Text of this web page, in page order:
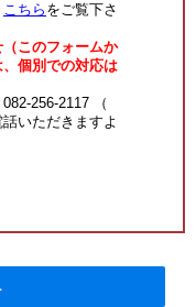
こちら をご覧下さ
このフォームか
個別での対応は
256-2117 （
いただきますよ